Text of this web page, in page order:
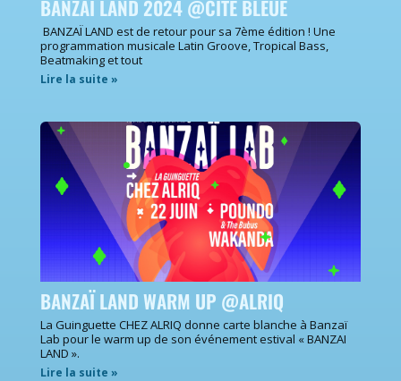
BANZAÏ LAND 2024 @CITE BLEUE
BANZAÏ LAND est de retour pour sa 7ème édition ! Une
programmation musicale Latin Groove, Tropical Bass,
Beatmaking et tout
Lire la suite »
BANZAÏ LAND WARM UP @ALRIQ
La Guinguette CHEZ ALRIQ donne carte blanche à Banzaï
Lab pour le warm up de son événement estival « BANZAI
LAND ».
Lire la suite »